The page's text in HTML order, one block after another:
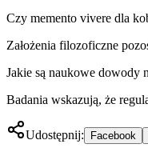
Czy memento vivere dla
Założenia filozoficzne
Jakie są naukowe dowody
Badania wskazują, że
Udostępnij: Facebook